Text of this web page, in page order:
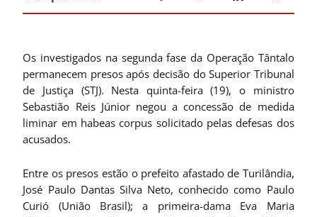
Os investigados na segunda fase da Operação Tântalo
permanecem presos após decisão do Superior Tribunal
de Justiça (STJ). Nesta quinta-feira (19), o ministro
Sebastião Reis Júnior negou a concessão de medida
liminar em habeas corpus solicitado pelas defesas dos
acusados.
Entre os presos estão o prefeito afastado de Turilândia,
José Paulo Dantas Silva Neto, conhecido como Paulo
Curió (União Brasil); a primeira-dama Eva Maria